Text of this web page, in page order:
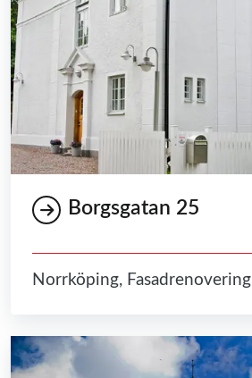
Borgsgatan 25
Norrköping, Fasadrenovering